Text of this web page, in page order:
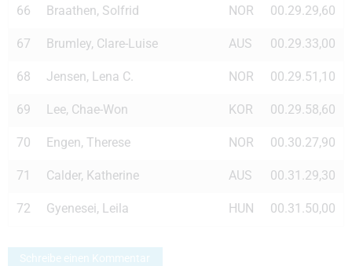
66 Braathen, Solfrid NOR 00.29.29,60
67 Brumley, Clare-Luise AUS 00.29.33,00
68 Jensen, Lena C. NOR 00.29.51,10
69 Lee, Chae-Won KOR 00.29.58,60
70 Engen, Therese NOR 00.30.27,90
71 Calder, Katherine AUS 00.31.29,30
72 Gyenesei, Leila HUN 00.31.50,00
Schreibe einen Kommentar